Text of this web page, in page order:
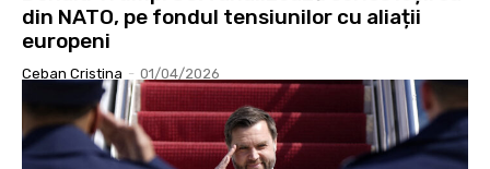
din NATO, pe fondul tensiunilor cu aliații
europeni
Ceban Cristina - 01/04/2026